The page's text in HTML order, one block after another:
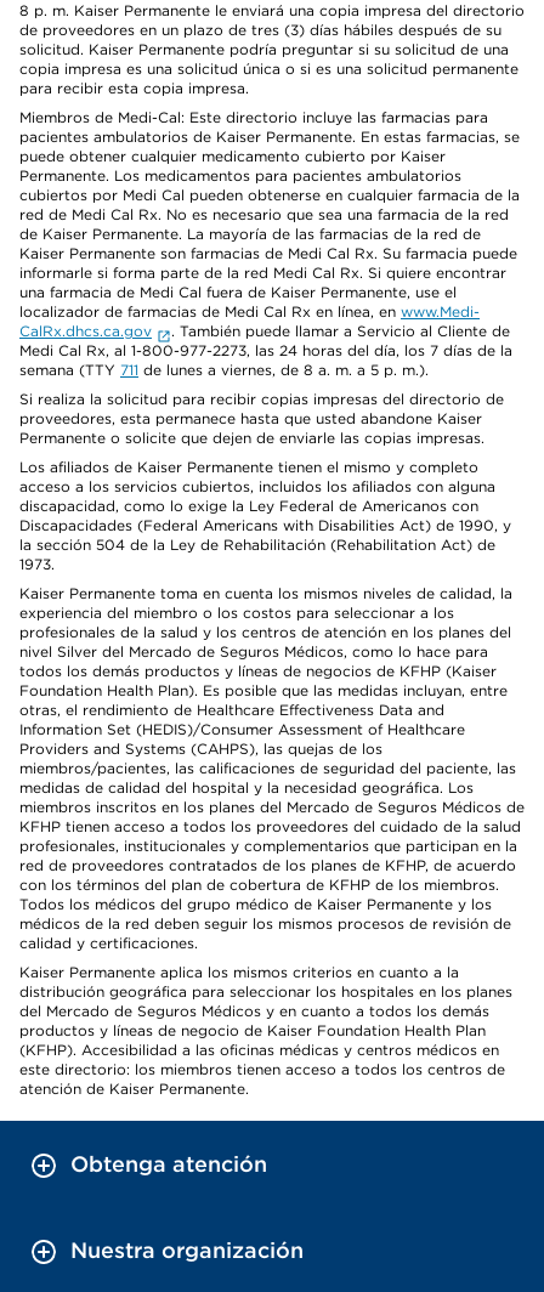
8 p. m. Kaiser Permanente le enviará una copia impresa del directorio
de proveedores en un plazo de tres (3) días hábiles después de su
solicitud. Kaiser Permanente podría preguntar si su solicitud de una
copia impresa es una solicitud única o si es una solicitud permanente
para recibir esta copia impresa.
Miembros de Medi-Cal: Este directorio incluye las farmacias para
pacientes ambulatorios de Kaiser Permanente. En estas farmacias, se
puede obtener cualquier medicamento cubierto por Kaiser
Permanente. Los medicamentos para pacientes ambulatorios
cubiertos por Medi Cal pueden obtenerse en cualquier farmacia de la
red de Medi Cal Rx. No es necesario que sea una farmacia de la red
de Kaiser Permanente. La mayoría de las farmacias de la red de
Kaiser Permanente son farmacias de Medi Cal Rx. Su farmacia puede
informarle si forma parte de la red Medi Cal Rx. Si quiere encontrar
una farmacia de Medi Cal fuera de Kaiser Permanente, use el
localizador de farmacias de Medi Cal Rx en línea, en www.Medi-
CalRx.dhcs.ca.gov
. También puede llamar a Servicio al Cliente de
Medi Cal Rx, al 1-800-977-2273, las 24 horas del día, los 7 días de la
semana (TTY 711 de lunes a viernes, de 8 a. m. a 5 p. m.).
Si realiza la solicitud para recibir copias impresas del directorio de
proveedores, esta permanece hasta que usted abandone Kaiser
Permanente o solicite que dejen de enviarle las copias impresas.
Los afiliados de Kaiser Permanente tienen el mismo y completo
acceso a los servicios cubiertos, incluidos los afiliados con alguna
discapacidad, como lo exige la Ley Federal de Americanos con
Discapacidades (Federal Americans with Disabilities Act) de 1990, y
la sección 504 de la Ley de Rehabilitación (Rehabilitation Act) de
1973.
Kaiser Permanente toma en cuenta los mismos niveles de calidad, la
experiencia del miembro o los costos para seleccionar a los
profesionales de la salud y los centros de atención en los planes del
nivel Silver del Mercado de Seguros Médicos, como lo hace para
todos los demás productos y líneas de negocios de KFHP (Kaiser
Foundation Health Plan). Es posible que las medidas incluyan, entre
otras, el rendimiento de Healthcare Effectiveness Data and
Information Set (HEDIS)/Consumer Assessment of Healthcare
Providers and Systems (CAHPS), las quejas de los
miembros/pacientes, las calificaciones de seguridad del paciente, las
medidas de calidad del hospital y la necesidad geográfica. Los
miembros inscritos en los planes del Mercado de Seguros Médicos de
KFHP tienen acceso a todos los proveedores del cuidado de la salud
profesionales, institucionales y complementarios que participan en la
red de proveedores contratados de los planes de KFHP, de acuerdo
con los términos del plan de cobertura de KFHP de los miembros.
Todos los médicos del grupo médico de Kaiser Permanente y los
médicos de la red deben seguir los mismos procesos de revisión de
calidad y certificaciones.
Kaiser Permanente aplica los mismos criterios en cuanto a la
distribución geográfica para seleccionar los hospitales en los planes
del Mercado de Seguros Médicos y en cuanto a todos los demás
productos y líneas de negocio de Kaiser Foundation Health Plan
(KFHP). Accesibilidad a las oficinas médicas y centros médicos en
este directorio: los miembros tienen acceso a todos los centros de
atención de Kaiser Permanente.
Obtenga atención
Nuestra organización